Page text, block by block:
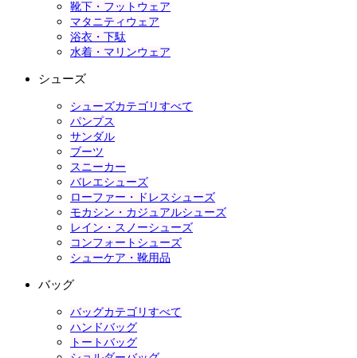
靴下・フットウェア
マタニティウェア
浴衣・下駄
水着・マリンウェア
シューズ
シューズカテゴリすべて
パンプス
サンダル
ブーツ
スニーカー
バレエシューズ
ローファー・ドレスシューズ
モカシン・カジュアルシューズ
レイン・スノーシューズ
コンフォートシューズ
シューケア・靴用品
バッグ
バッグカテゴリすべて
ハンドバッグ
トートバッグ